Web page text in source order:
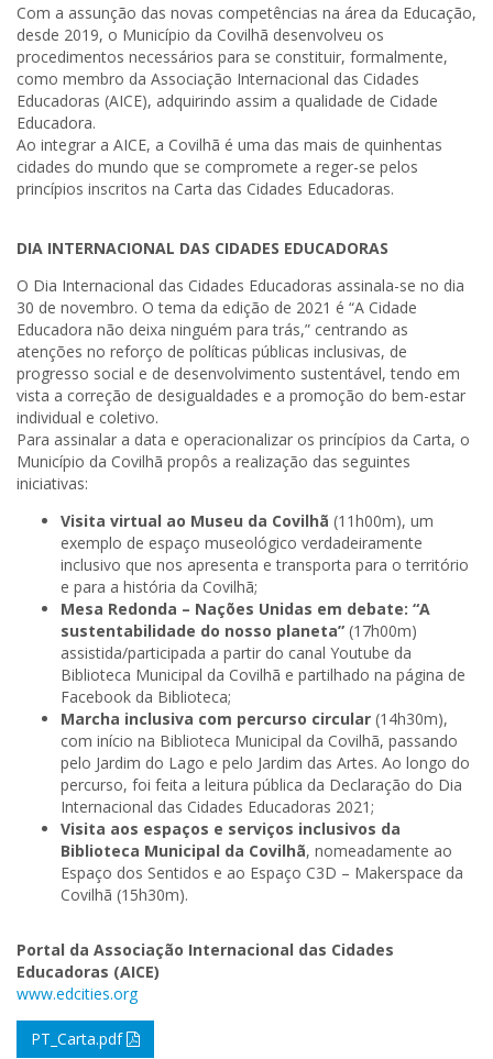
Com a assunção das novas competências na área da Educação,
desde 2019, o Município da Covilhã desenvolveu os
procedimentos necessários para se constituir, formalmente,
como membro da Associação Internacional das Cidades
Educadoras (AICE), adquirindo assim a qualidade de Cidade
Educadora.
Ao integrar a AICE, a Covilhã é uma das mais de quinhentas
cidades do mundo que se compromete a reger-se pelos
princípios inscritos na Carta das Cidades Educadoras.
DIA INTERNACIONAL DAS CIDADES EDUCADORAS
O Dia Internacional das Cidades Educadoras assinala-se no dia
30 de novembro. O tema da edição de 2021 é “A Cidade
Educadora não deixa ninguém para trás,” centrando as
atenções no reforço de políticas públicas inclusivas, de
progresso social e de desenvolvimento sustentável, tendo em
vista a correção de desigualdades e a promoção do bem-estar
individual e coletivo.
Para assinalar a data e operacionalizar os princípios da Carta, o
Município da Covilhã propôs a realização das seguintes
iniciativas:
Visita virtual ao Museu da Covilhã (11h00m), um
exemplo de espaço museológico verdadeiramente
inclusivo que nos apresenta e transporta para o território
e para a história da Covilhã;
Mesa Redonda – Nações Unidas em debate: “A
sustentabilidade do nosso planeta” (17h00m)
assistida/participada a partir do canal Youtube da
Biblioteca Municipal da Covilhã e partilhado na página de
Facebook da Biblioteca;
Marcha inclusiva com percurso circular (14h30m),
com início na Biblioteca Municipal da Covilhã, passando
pelo Jardim do Lago e pelo Jardim das Artes. Ao longo do
percurso, foi feita a leitura pública da Declaração do Dia
Internacional das Cidades Educadoras 2021;
Visita aos espaços e serviços inclusivos da
Biblioteca Municipal da Covilhã, nomeadamente ao
Espaço dos Sentidos e ao Espaço C3D – Makerspace da
Covilhã (15h30m).
Portal da Associação Internacional das Cidades
Educadoras (AICE)
www.edcities.org
PT_Carta.pdf